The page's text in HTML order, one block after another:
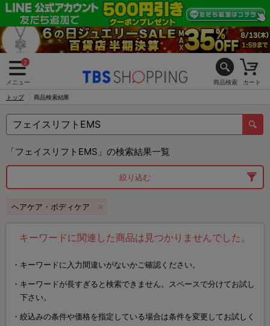
2
メニュー 商品検索 カート
トップ 商品検索結果
「フェイスリフトEMS」の検索結果一覧
絞り込む
ヘアケア・ボディケア
キーワードに関連した商品は見つかりませんでした。
キーワードに入力間違いがないかご確認ください。
キーワードが長すぎると検索できません。スペースで分けてお試し
下さい。
絞込みの条件や価格を指定している場合は条件を変更してお試しく